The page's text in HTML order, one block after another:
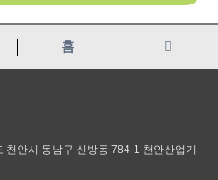
홈
천안시 동남구 신방동 784-1 천안산업기